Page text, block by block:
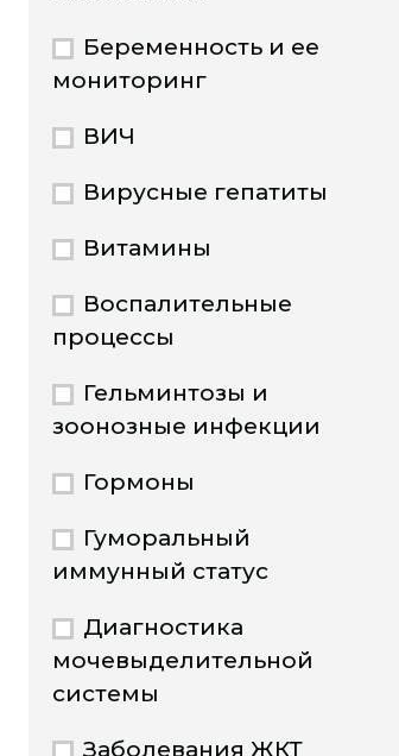
Беременность и ее
мониторинг
ВИЧ
Вирусные гепатиты
Витамины
Воспалительные
процессы
Гельминтозы и
зоонозные инфекции
Гормоны
Гуморальный
иммунный статус
Диагностика
мочевыделительной
системы
Заболевания ЖКТ